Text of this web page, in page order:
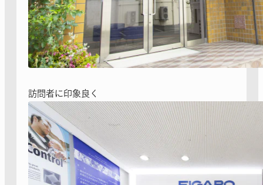
訪問者に印象良く